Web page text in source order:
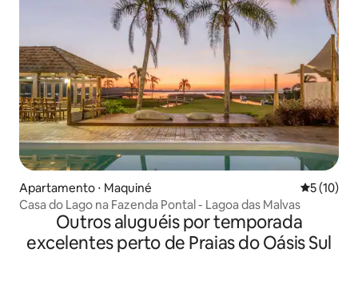
Apartamento ⋅ Maquiné 5 de uma
5 (10)
Casa do Lago na Fazenda Pontal - Lagoa das Malvas
Outros aluguéis por temporada
excelentes perto de Praias do Oásis Sul